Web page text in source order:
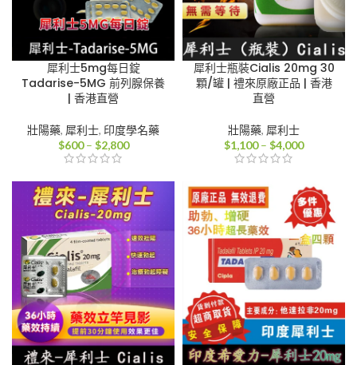
犀利士5mg每日錠
Tadarise-5MG 前列腺保養
| 香港直營
壯陽藥, 犀利士, 印度學名藥
$600 – $2,800價
圍：
$600
到
$2,800
犀利士瓶裝Cialis 20mg 30
顆/罐 | 禮來原廠正品 | 香港
直營
壯陽藥, 犀利士
$1,100 – $4,000價
圍：
$1,100
到
$4,000